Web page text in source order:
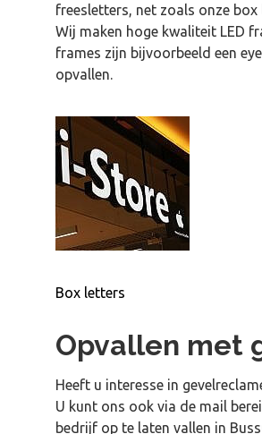
freesletters, net zoals onze
Wij maken hoge kwaliteit LED
frames zijn bijvoorbeeld een
opvallen.
Box letters
Opvallen met
Heeft u interesse in
U kunt ons ook via de mail
bedrijf op te laten vallen in